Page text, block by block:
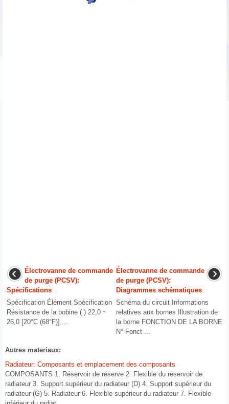
Électrovanne de commande
de purge (PCSV):
Spécifications
Spécification Élément Spécification
Résistance de la bobine ( ) 22,0 ~
26,0 [20°C (68°F)] ...
Électrovanne de commande
de purge (PCSV):
Diagrammes schématiques
Schéma du circuit Informations
relatives aux bornes Illustration de
la borne FONCTION DE LA BORNE
N° Fonct ...
Autres materiaux:
Radiateur: Composants et emplacement des composants
COMPOSANTS 1. Réservoir de réserve 2. Flexible du réservoir de
radiateur 3. Support supérieur du radiateur (D) 4. Support supérieur du
radiateur (G) 5. Radiateur 6. Flexible supérieur du radiateur 7. Flexible